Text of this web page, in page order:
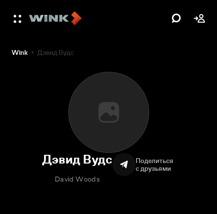
Wink Дэвид Вудс
Дэвид Вудс
David Woods
Поделиться
с друзьями